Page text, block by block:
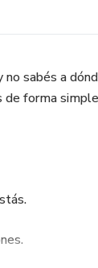
sabés a
de forma